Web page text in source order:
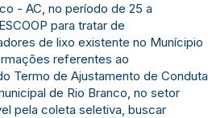
- AC, no período de 25 a
para tratar de
de lixo existente no Munícipio
referentes ao
Termo de Ajustamento de Conduta
de Rio Branco, no setor
pela coleta seletiva, buscar